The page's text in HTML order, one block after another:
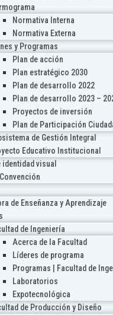
Normativa Interna
Normativa Externa
y Programas
Plan de acción
Plan estratégico 2030
Plan de desarrollo 2022
Plan de desarrollo 2023 –
Proyectos de inversión
Plan de Participación
de Gestión Integral
Educativo Institucional
identidad visual
de Enseñanza y Aprendizaje
de Ingeniería
Acerca de la Facultad
Líderes de programa
Programas | Facultad de
Laboratorios
Expotecnológica
de Producción y Diseño